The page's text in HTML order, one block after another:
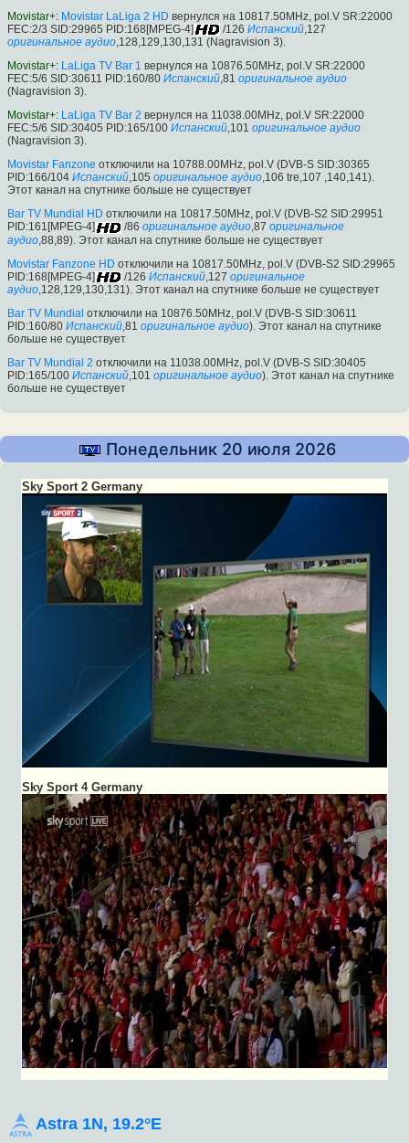
Movistar+: Movistar LaLiga 2 HD вернулся на 10817.50MHz, pol.V SR:22000
FEC:2/3 SID:29965 PID:168[MPEG-4]
/126 Испанский,127
оригинальное аудио,128,129,130,131 (Nagravision 3).
Movistar+: LaLiga TV Bar 1 вернулся на 10876.50MHz, pol.V SR:22000
FEC:5/6 SID:30611 PID:160/80 Испанский,81 оригинальное аудио
(Nagravision 3).
Movistar+: LaLiga TV Bar 2 вернулся на 11038.00MHz, pol.V SR:22000
FEC:5/6 SID:30405 PID:165/100 Испанский,101 оригинальное аудио
(Nagravision 3).
Movistar Fanzone отключили на 10788.00MHz, pol.V (DVB-S SID:30365
PID:166/104 Испанский,105 оригинальное аудио,106 tre,107 ,140,141).
Этот канал на спутнике больше не существует
Bar TV Mundial HD отключили на 10817.50MHz, pol.V (DVB-S2 SID:29951
PID:161[MPEG-4]
/86 оригинальное аудио,87 оригинальное
аудио ,88,89). Этот канал на спутнике больше не существует
Movistar Fanzone HD отключили на 10817.50MHz, pol.V (DVB-S2 SID:29965
PID:168[MPEG-4]
/126 Испанский ,127 оригинальное
аудио,128,129,130,131). Этот канал на спутнике больше не существует
Bar TV Mundial отключили на 10876.50MHz, pol.V (DVB-S SID:30611
PID:160/80 Испанский,81 оригинальное аудио). Этот канал на спутнике
больше не существует
Bar TV Mundial 2 отключили на 11038.00MHz, pol.V (DVB-S SID:30405
PID:165/100 Испанский,101 оригинальное аудио). Этот канал на спутнике
больше не существует
Понедельник 20 июля 2026
Sky Sport 2 Germany
Sky Sport 4 Germany
Astra 1N, 19.2°E